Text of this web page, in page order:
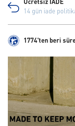
Ücretsiz İADE
14 gün iade
1774'ten beri